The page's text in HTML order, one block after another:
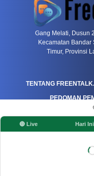
🔴 Live Hari Ini
Gang Melati, Dusun
Kecamatan
Timur, Provinsi
TENTANG
PEDOMAN
KOREKSI & KLARIFIKASI